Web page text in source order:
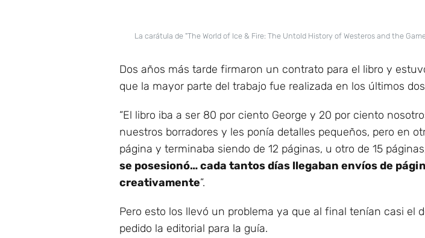
La carátula de "The World of Ice & Fire: The Untold History of Westeros and the
Dos años más tarde firmaron un contrato para el libro y
que la mayor parte del trabajo fue realizada en los últimos
“El libro iba a ser 80 por ciento George y 20 por ciento
nuestros borradores y les ponía detalles pequeños, pero en
página y terminaba siendo de 12 páginas, u otro de 15
se posesionó… cada tantos días llegaban envíos de
creativamente”.
Pero esto los llevó un problema ya que al final tenían casi el
pedido la editorial para la guía.